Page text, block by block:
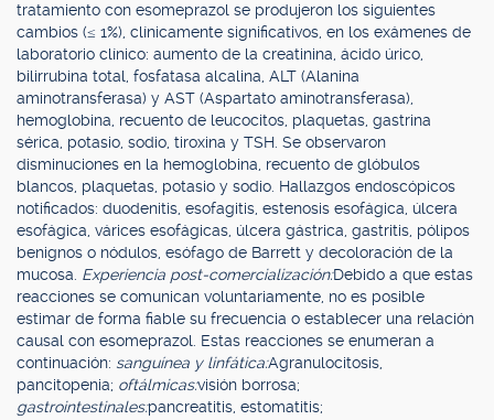
tratamiento con esomeprazol se produjeron los siguientes
cambios (≤ 1%), clínicamente significativos, en los exámenes de
laboratorio clínico: aumento de la creatinina, ácido úrico,
bilirrubina total, fosfatasa alcalina, ALT (Alanina
aminotransferasa) y AST (Aspartato aminotransferasa),
hemoglobina, recuento de leucocitos, plaquetas, gastrina
sérica, potasio, sodio, tiroxina y TSH. Se observaron
disminuciones en la hemoglobina, recuento de glóbulos
blancos, plaquetas, potasio y sodio. Hallazgos endoscópicos
notificados: duodenitis, esofagitis, estenosis esofágica, úlcera
esofágica, várices esofágicas, úlcera gástrica, gastritis, pólipos
benignos o nódulos, esófago de Barrett y decoloración de la
mucosa. Experiencia post-comercialización:Debido a que estas
reacciones se comunican voluntariamente, no es posible
estimar de forma fiable su frecuencia o establecer una relación
causal con esomeprazol. Estas reacciones se enumeran a
continuación: sanguínea y linfática:Agranulocitosis,
pancitopenia; oftálmicas:visión borrosa;
gastrointestinales:pancreatitis, estomatitis;